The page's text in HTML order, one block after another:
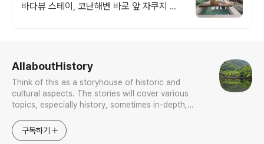
바다뷰 스테이, 코난해변 바로 앞 자쿠지 무
AllaboutHistory
Think of this as a storyhouse of historic and
cultural aspects. The stories will cover various
topics, especially history, sometimes in-depth,
approach will be to resist any common sense or
generalized viewpoint
구독하기